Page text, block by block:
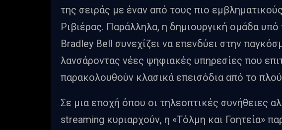
της σειράς με έναν από τους πιο
Ριβιέρας. Παράλληλα, η δημιουργική ομάδα
Bradley Bell συνεχίζει να επενδύει στην
λανσάροντας νέες ψηφιακές υπηρεσίες που
παρακολουθούν κλασικά επεισόδια από το
Σε μια εποχή όπου οι τηλεοπτικές συνήθειες
streaming κυριαρχούν, η «Τόλμη και Γοητεία»